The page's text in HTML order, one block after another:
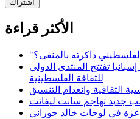
اشتراك
الأكثر قراءة
ذاكرته بالمنفى؟
تفتتح المنتدى الدولي
للثقافة الفلسطينية
الثقافية وانعدام التنسيق
جديد تهاجم سانت ليفانت
في لوحات خالد حوراني